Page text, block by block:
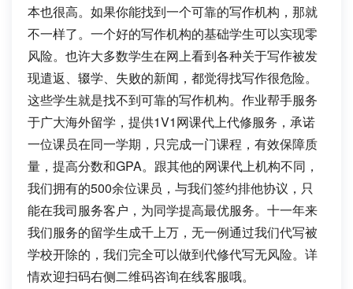
本也很高。如果你能找到一个可靠的写作机构，那就
不一样了。一个好的写作机构的基础学生可以实现零
风险。也许大多数学生在网上看到各种关于写作被发
现遣返、辍学、失败的新闻，都觉得找写作很危险。
这些学生就是找不到可靠的写作机构。 作业帮手服务
于广大海外留学，提供1V1网课代上代修服务，承诺
一位课员在同一学期，只完成一门课程，有效保障质
量，提高分数和GPA。跟其他的网课代上机构不同，
我们拥有的500余位课员，与我们签约排他协议，只
能在我司服务客户，为同学提高最优服务。十一年来
我们服务的留学生成千上万，无一例通过我们代写被
学校开除的，我们完全可以做到代修代写无风险。详
情欢迎扫码右侧二维码咨询在线客服哦。